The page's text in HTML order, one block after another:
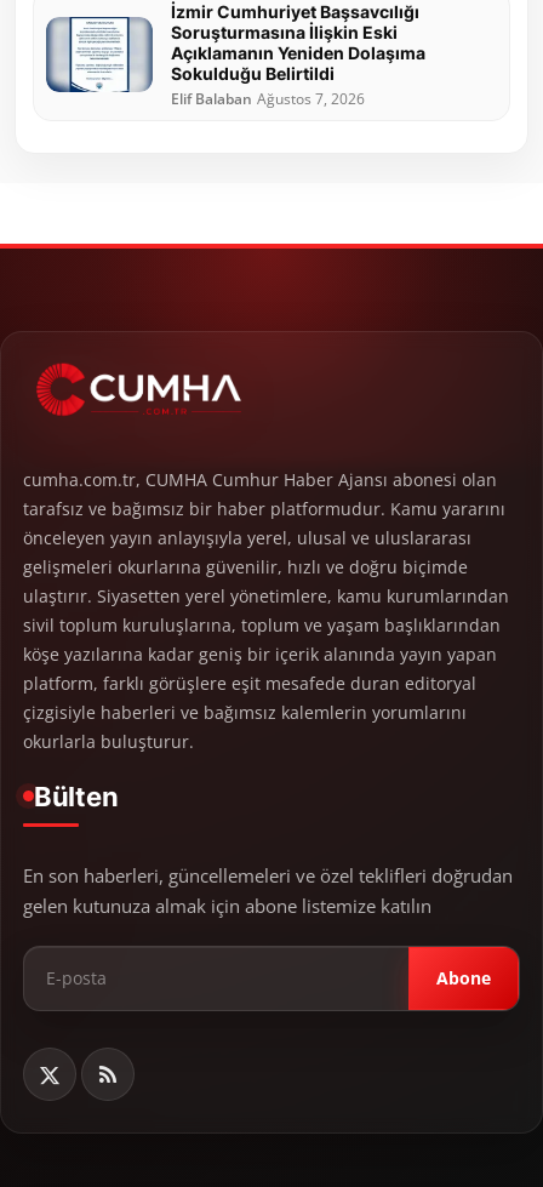
İzmir Cumhuriyet Başsavcılığı
Soruşturmasına İlişkin Eski
Açıklamanın Yeniden Dolaşıma
Sokulduğu Belirtildi
Elif Balaban Ağustos 7, 2026
cumha.com.tr, CUMHA Cumhur Haber Ajansı abonesi olan
tarafsız ve bağımsız bir haber platformudur. Kamu yararını
önceleyen yayın anlayışıyla yerel, ulusal ve uluslararası
gelişmeleri okurlarına güvenilir, hızlı ve doğru biçimde
ulaştırır. Siyasetten yerel yönetimlere, kamu kurumlarından
sivil toplum kuruluşlarına, toplum ve yaşam başlıklarından
köşe yazılarına kadar geniş bir içerik alanında yayın yapan
platform, farklı görüşlere eşit mesafede duran editoryal
çizgisiyle haberleri ve bağımsız kalemlerin yorumlarını
okurlarla buluşturur.
Bülten
En son haberleri, güncellemeleri ve özel teklifleri doğrudan
gelen kutunuza almak için abone listemize katılın
Abone